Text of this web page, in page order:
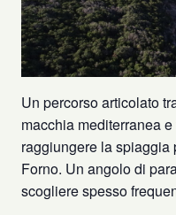
Un percorso articolato
macchia mediterranea
raggiungere la spiaggia
Forno. Un angolo di
scogliere spesso